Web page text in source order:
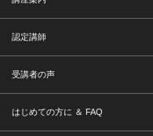
認定講師
受講者の声
はじめての方に ＆ FAQ